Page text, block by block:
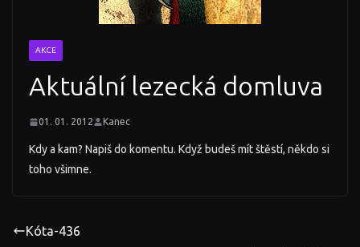
AKCE
Aktuální lezecká domluva
01. 01. 2012 Kanec
Kdy a kam? Napiš do komentu. Když budeš mít štěstí, někdo si
toho všimne.
Kóta-436